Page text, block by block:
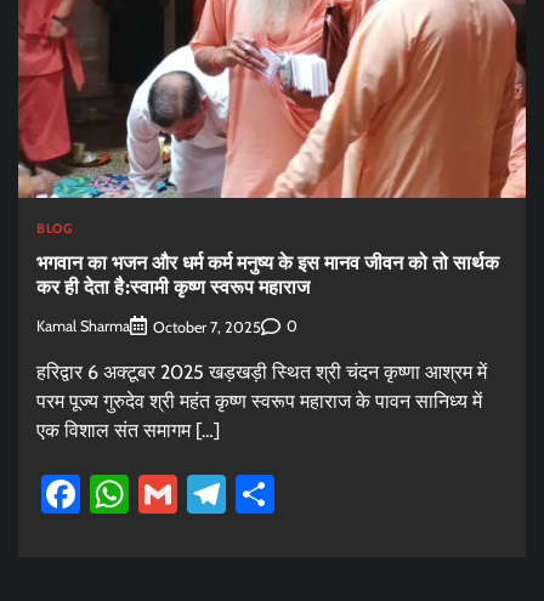
BLOG
भगवान का भजन और धर्म कर्म मनुष्य के इस मानव जीवन को तो सार्थक
कर ही देता है:स्वामी कृष्ण स्वरूप महाराज
Kamal Sharma October 7, 2025 0
हरिद्वार 6 अक्टूबर 2025 खड़खड़ी स्थित श्री चंदन कृष्णा आश्रम में
परम पूज्य गुरुदेव श्री महंत कृष्ण स्वरूप महाराज के पावन सानिध्य में
एक विशाल संत समागम […]
Facebook
WhatsApp
GmailTelegram